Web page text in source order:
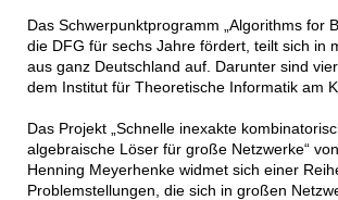
Das Schwerpunktprogramm „Algorithms for
die DFG für sechs Jahre fördert, teilt sich in
aus ganz Deutschland auf. Darunter sind
dem Institut für Theoretische Informatik am
Das Projekt „Schnelle inexakte
algebraische Löser für große Netzwerke“
Henning Meyerhenke widmet sich einer
Problemstellungen, die sich in großen